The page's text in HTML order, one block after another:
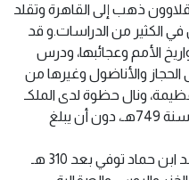
ذهب إلى القاهرة وتقلد
في الكثير من الدراسات.و قد
الأمم وعجائبها، ودرس
الحجاز والأناضول وغيرها من
ونال حظوة لدى الملكـ
الناصر، حتى وافته المنية في القاهرة سنة 749هـ، دون أن يبلغ
أحمد بن فضلان بن العباس بن راشد ابن حماد توفي بعد 310 هـ